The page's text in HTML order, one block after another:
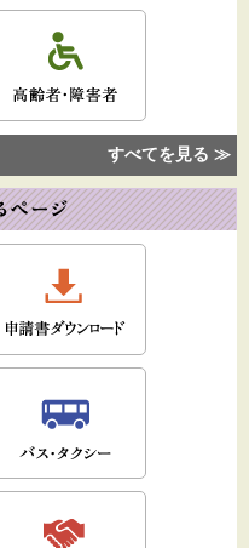
すべてを見る ≫